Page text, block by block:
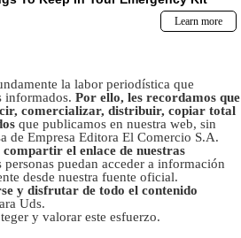
la labor periodística que
informados. Por ello, les recordamos que
comercializar, distribuir, copiar total
que publicamos en nuestra web, sin
de Empresa Editora El Comercio S.A.
el enlace de nuestras
personas puedan acceder a información
desde nuestra fuente oficial.
y disfrutar de todo el contenido
Uds.
y valorar este esfuerzo.